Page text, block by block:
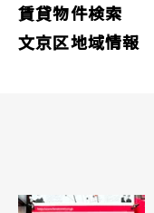
賃貸物件検索
文京区地域情報